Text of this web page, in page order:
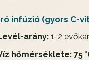
infúzió (gyors C-
arány:1-2
hőmérséklete: 75